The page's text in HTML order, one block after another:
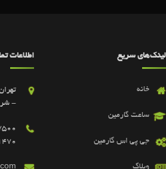
لینک‌های سریع
خانه
ساعت گارمین
جی پی اس گارمین
وبلاگ
اطلاعات
-